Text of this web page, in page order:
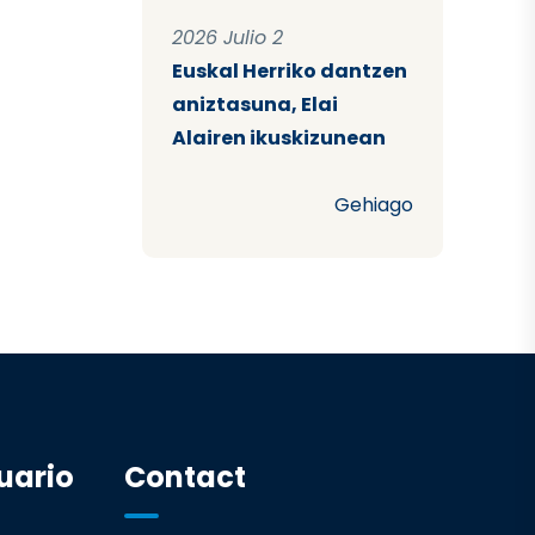
2026 Julio 2
Euskal Herriko dantzen
aniztasuna, Elai
Alairen ikuskizunean
Gehiago
Contact